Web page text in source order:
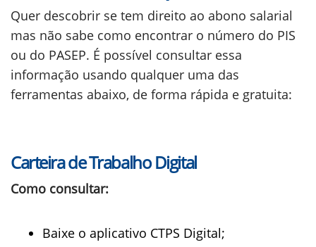
Quer descobrir se tem direito ao abono salarial
mas não sabe como encontrar o número do PIS
ou do PASEP. É possível consultar essa
informação usando qualquer uma das
ferramentas abaixo, de forma rápida e gratuita:
Carteira de Trabalho Digital
Como consultar:
Baixe o aplicativo CTPS Digital;